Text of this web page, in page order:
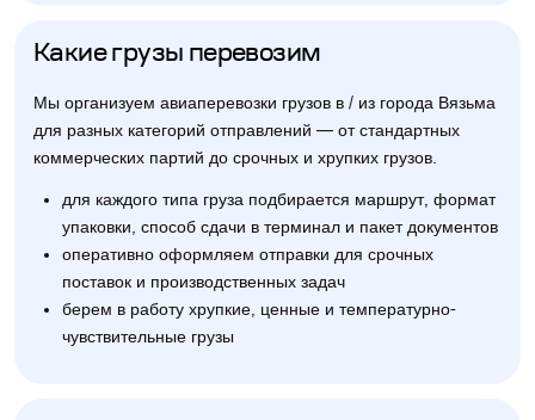
Какие грузы перевозим
Мы организуем авиаперевозки грузов в / из города Вязьма
для разных категорий отправлений — от стандартных
коммерческих партий до срочных и хрупких грузов.
для каждого типа груза подбирается маршрут, формат
упаковки, способ сдачи в терминал и пакет документов
оперативно оформляем отправки для срочных
поставок и производственных задач
берем в работу хрупкие, ценные и температурно-
чувствительные грузы